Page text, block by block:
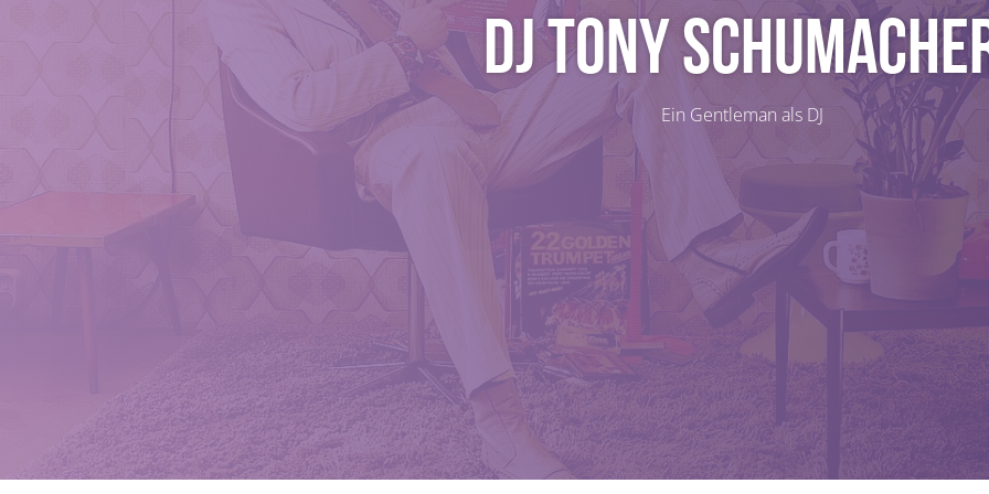
DJ Tony
Ein Gentleman als DJ